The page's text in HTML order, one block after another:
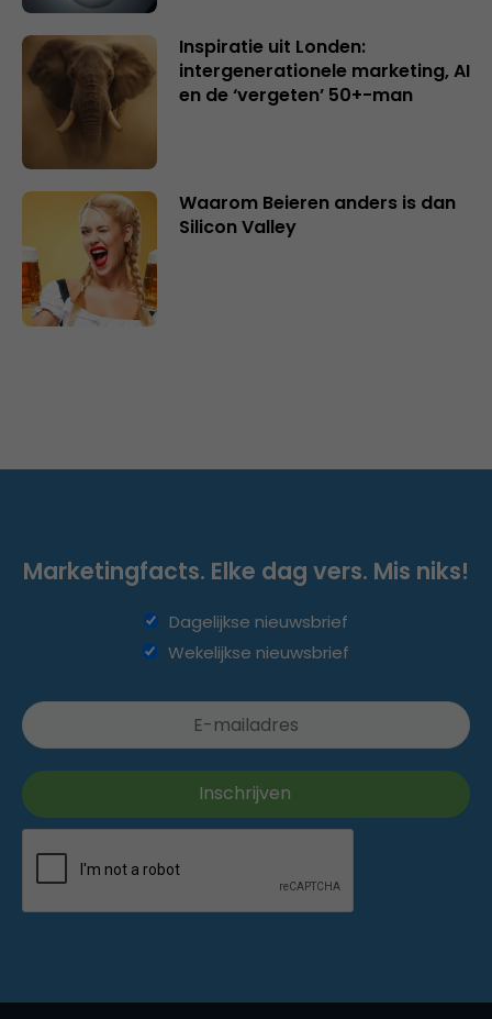
Inspiratie uit Londen:
intergenerationele marketing, AI
en de ‘vergeten’ 50+-man
Waarom Beieren anders is dan
Silicon Valley
Marketingfacts. Elke dag vers. Mis niks!
Dagelijkse nieuwsbrief
Wekelijkse nieuwsbrief